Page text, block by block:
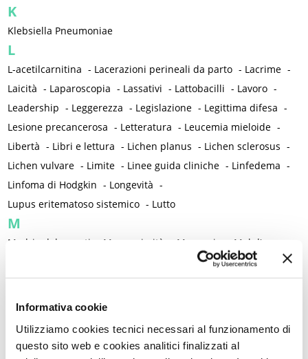
Informativa cookie
Utilizziamo cookies tecnici necessari al funzionamento di
questo sito web e cookies analitici finalizzati al
K
Klebsiella Pneumoniae
L
L-acetilcarnitina - Lacerazioni perineali da parto - Lacrime -
Laicità - Laparoscopia - Lassativi - Lattobacilli - Lavoro -
Leadership - Leggerezza - Legislazione - Legittima difesa -
Lesione precancerosa - Letteratura - Leucemia mieloide -
Libertà - Libri e lettura - Lichen planus - Lichen sclerosus -
Lichen vulvare - Limite - Linee guida cliniche - Linfedema -
Linfoma di Hodgkin - Longevità -
Lupus eritematoso sistemico - Lutto
M
Madri adolescenti Magnanimità Magnesio Mal d'aereo
Malattia -
Malattia infiammatoria pelvica -Malattia mentale -
Malattie autoimmuni
Malattie neurologiche
Malattie reumatiche